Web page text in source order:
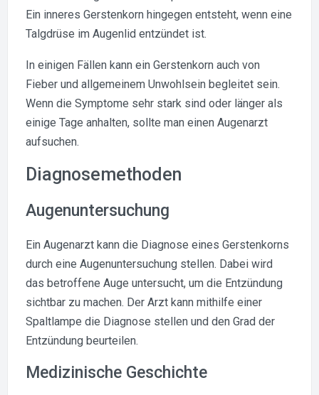
Ein inneres Gerstenkorn hingegen entsteht, wenn eine
Talgdrüse im Augenlid entzündet ist.
In einigen Fällen kann ein Gerstenkorn auch von
Fieber und allgemeinem Unwohlsein begleitet sein.
Wenn die Symptome sehr stark sind oder länger als
einige Tage anhalten, sollte man einen Augenarzt
aufsuchen.
Diagnosemethoden
Augenuntersuchung
Ein Augenarzt kann die Diagnose eines Gerstenkorns
durch eine Augenuntersuchung stellen. Dabei wird
das betroffene Auge untersucht, um die Entzündung
sichtbar zu machen. Der Arzt kann mithilfe einer
Spaltlampe die Diagnose stellen und den Grad der
Entzündung beurteilen.
Medizinische Geschichte